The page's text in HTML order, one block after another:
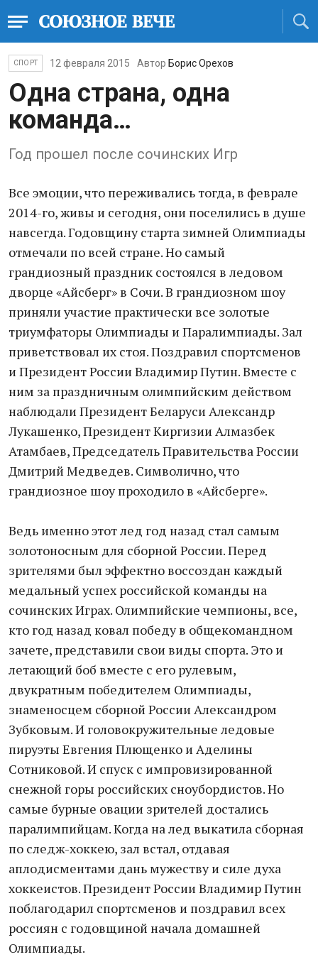
СПОРТ 12 февраля 2015 Автор Борис Орехов
Одна страна, одна
команда…
Год прошел после сочинских Игр
Все эмоции, что переживались тогда, в феврале
2014-го, живы и сегодня, они поселились в душе
навсегда. Годовщину старта зимней Олимпиады
отмечали по всей стране. Но самый
грандиозный праздник состоялся в ледовом
дворце «Айсберг» в Сочи. В грандиозном шоу
приняли участие практически все золотые
триумфаторы Олимпиады и Паралимпиады. Зал
приветствовал их стоя. Поздравил спортсменов
и Президент России Владимир Путин. Вместе с
ним за праздничным олимпийским действом
наблюдали Президент Беларуси Александр
Лукашенко, Президент Киргизии Алмазбек
Атамбаев, Председатель Правительства России
Дмитрий Медведев. Символично, что
грандиозное шоу проходило в «Айсберге».
Ведь именно этот лед год назад стал самым
золотоносным для сборной России. Перед
зрителями был эффектно воссоздан каждый
медальный успех российской команды на
сочинских Играх. Олимпийские чемпионы, все,
кто год назад ковал победу в общекомандном
зачете, представили свои виды спорта. Это и
летающий боб вместе с его рулевым,
двукратным победителем Олимпиады,
знаменосцем сборной России Александром
Зубковым. И головокружительные ледовые
пируэты Евгения Плющенко и Аделины
Сотниковой. И спуск с импровизированной
снежной горы российских сноубордистов. Но
самые бурные овации зрителей достались
паралимпийцам. Когда на лед выкатила сборная
по следж-хоккею, зал встал, отдавая
аплодисментами дань мужеству и силе духа
хоккеистов. Президент России Владимир Путин
поблагодарил спортсменов и поздравил всех
россиян с годовщиной начала домашней
Олимпиады.